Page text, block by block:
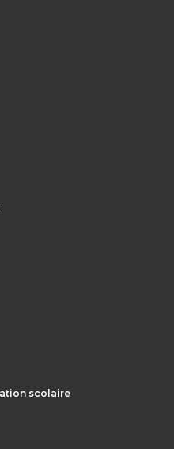
scolaire